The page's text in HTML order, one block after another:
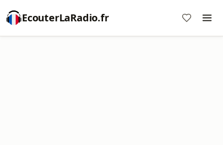
EcouterLaRadio.fr